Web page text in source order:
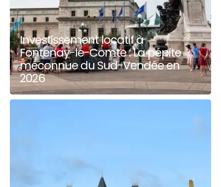
Investissement locatif à
Fontenay-le-Comte : La pépite
méconnue du Sud-Vendée en
2026